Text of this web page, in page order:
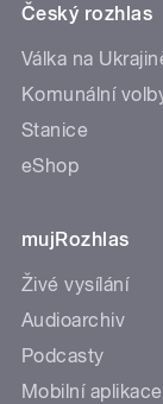
Český rozhlas
Válka na
Komunální
Stanice
eShop
mujRozhlas
Živé vysílání
Audioarchiv
Podcasty
Mobilní aplikace